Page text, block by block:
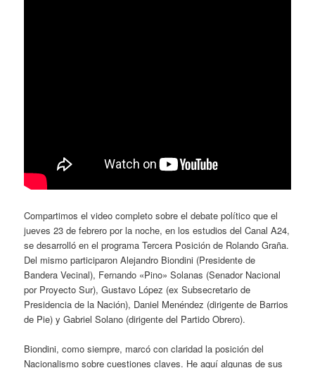
Compartimos el video completo sobre el debate político que el
jueves 23 de febrero por la noche, en los estudios del Canal A24,
se desarrolló en el programa Tercera Posición de Rolando Graña.
Del mismo participaron Alejandro Biondini (Presidente de
Bandera Vecinal), Fernando «Pino» Solanas (Senador Nacional
por Proyecto Sur), Gustavo López (ex Subsecretario de
Presidencia de la Nación), Daniel Menéndez (dirigente de Barrios
de Pie) y Gabriel Solano (dirigente del Partido Obrero).
Biondini, como siempre, marcó con claridad la posición del
Nacionalismo sobre cuestiones claves. He aquí algunas de sus